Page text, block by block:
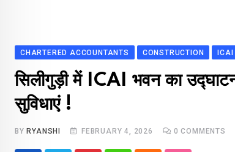
CHARTERED ACCOUNTANTS CONSTRUCTION
सिलीगुड़ी में ICAI भवन का
सुविधाएं !
BY RYANSHI FEBRUARY 4, 2026 0 COMMENTS